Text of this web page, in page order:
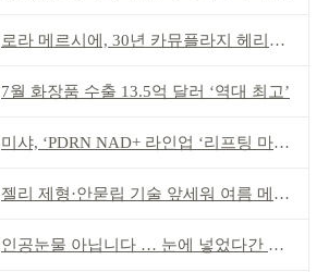
로라 메르시에, 30년 카뮤플라지 헤리티지 담아
7월 화장품 수출 13.5억 달러 ‘역대 최고’
미샤, ‘PDRN NAD+ 라인업 ‘리프팅 마스크’ 출시
젤리 제형·안묻립 기술 앞세워 여름 메이크업 시장 공략
인공눈물 아닙니다 … 눈에 넣었다간 각막 손상